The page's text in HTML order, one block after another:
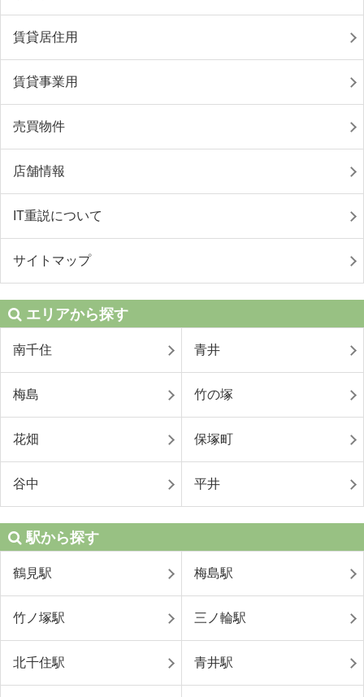
賃貸居住用
賃貸事業用
売買物件
店舗情報
IT重説について
サイトマップ
エリアから探す
南千住 青井
梅島 竹の塚
花畑 保塚町
谷中 平井
駅から探す
鶴見駅 梅島駅
竹ノ塚駅 三ノ輪駅
北千住駅 青井駅